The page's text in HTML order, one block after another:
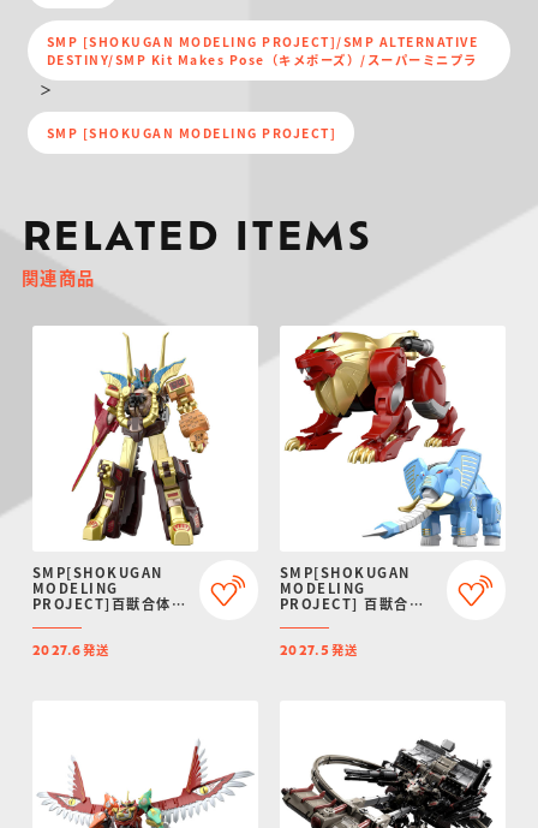
SMP [SHOKUGAN MODELING PROJECT]/SMP ALTERNATIVE
DESTINY/SMP Kit Makes Pose（キメポーズ）/スーパーミニプラ
SMP [SHOKUGAN MODELING PROJECT]
RELATED ITEMS
関連商品
SMP[SHOKUGAN
MODELING
PROJECT]百獣合体
2027年6月発送】
2027.6発送
SMP[SHOKUGAN
MODELING
PROJECT] 百獣合体
レファント【再販：
2027年5月発送】
2027.5 発送